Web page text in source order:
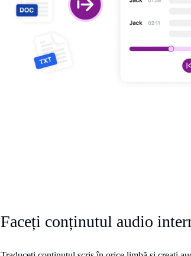
Faceți conținutul audio